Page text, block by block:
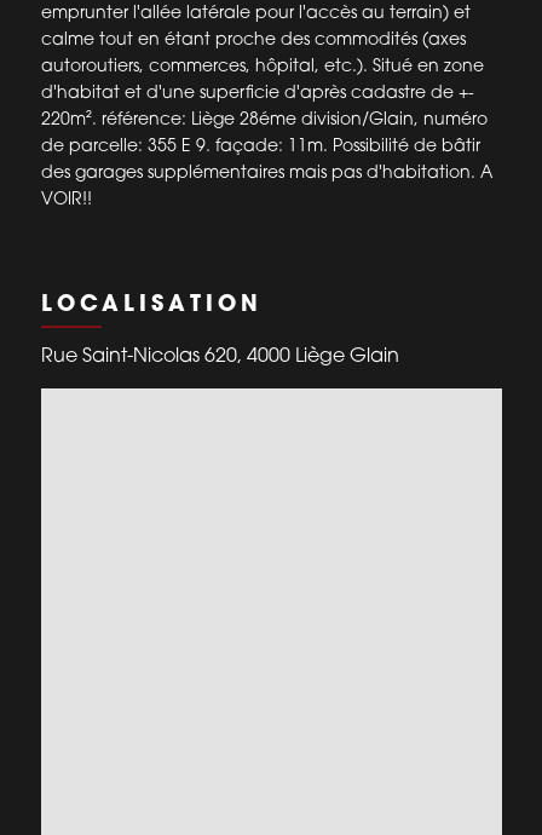
emprunter l'allée latérale pour l'accès au terrain) et
calme tout en étant proche des commodités (axes
autoroutiers, commerces, hôpital, etc.). Situé en zone
d'habitat et d'une superficie d'après cadastre de +-
220m². référence: Liège 28éme division/Glain, numéro
de parcelle: 355 E 9. façade: 11m. Possibilité de bâtir
des garages supplémentaires mais pas d'habitation. A
VOIR!!
LOCALISATION
Rue Saint-Nicolas 620, 4000 Liège Glain